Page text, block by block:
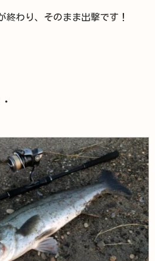
終わり、そのまま出撃です！